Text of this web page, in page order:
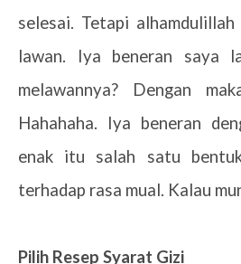
selesai. Tetapi
lawan. Iya beneran saya
melawannya? Dengan
Hahahaha. Iya beneran
enak itu salah satu
terhadap rasa mual. Kalau
Pilih Resep Syarat Gizi